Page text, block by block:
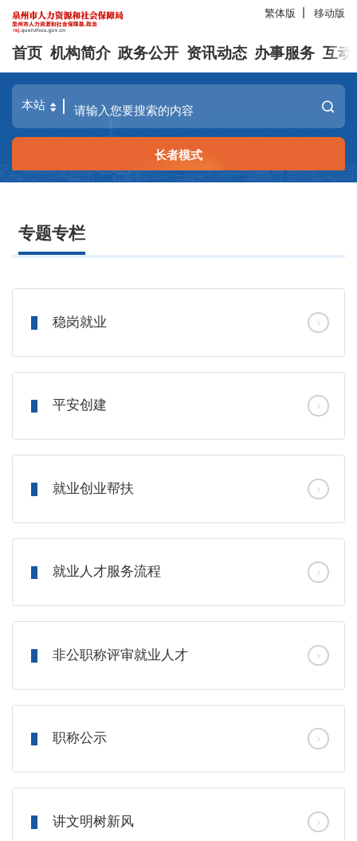
繁体版 移动版
首页 机构简介 政务公开 资讯动态 办事服务 互动
长者模式
专题专栏
稳岗就业
平安创建
就业创业帮扶
就业人才服务流程
非公职称评审就业人才
职称公示
讲文明树新风